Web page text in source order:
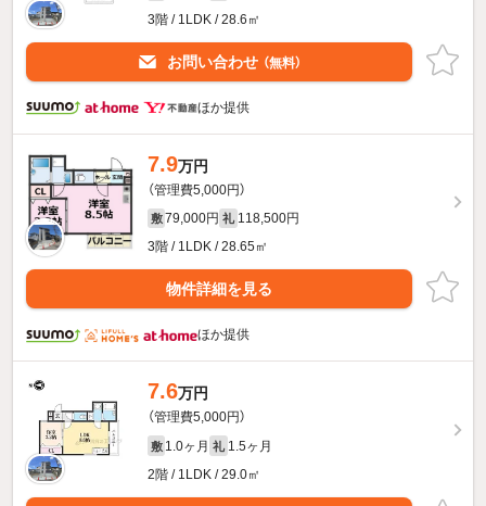
3階 / 1LDK / 28.6㎡
お問い合わせ （無料）
ほか提供
7.9万円
（管理費5,000円）
敷 79,000円 礼 118,500円
3階 / 1LDK / 28.65㎡
物件詳細を見る
ほか提供
7.6万円
（管理費5,000円）
敷 1.0ヶ月 礼 1.5ヶ月
2階 / 1LDK / 29.0㎡